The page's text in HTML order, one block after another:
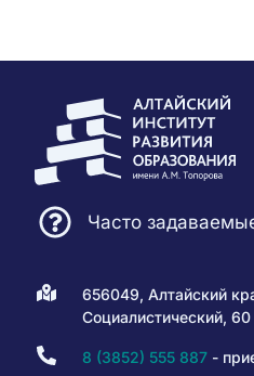
Часто
656049, Алтайский
Социалистический, 60
8 (3852) 555 887-